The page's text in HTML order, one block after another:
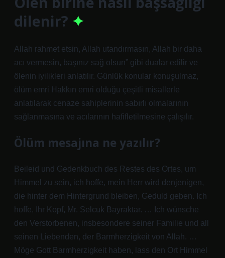
dilenir?
Allah rahmet etsin, Allah utandırmasın, Allah bir daha
acı vermesin, başınız sağ olsun” gibi dualar edilir ve
ölenin iyilikleri anlatılır. Günlük konular konuşulmaz,
ölüm emri Hakkın emri olduğu çeşitli misallerle
anlatılarak cenaze sahiplerinin sabırlı olmalarının
sağlanmasına ve acılarının hafifletilmesine çalışılır.
Ölüm mesajına ne yazılır?
Beileid und Gedenkbuch des Restes des Ortes, um
Himmel zu sein, ich hoffe, mein Herr wird denjenigen,
die hinter dem Hintergrund bleiben, Geduld geben. Ich
hoffe, Ihr Kopf, Mr. Selcuk Bayraktar. … Ich wünsche
den Verstorbenen, insbesondere seiner Familie und all
seinen Liebenden, der Barmherzigkeit von Allah. …
Möge Gott Barmherzigkeit haben, lass den Ort Himmel